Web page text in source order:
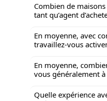
Combien de
tant qu’agent
En moyenne, avec
travaillez-vous
En moyenne,
vous généralement
Quelle expérience